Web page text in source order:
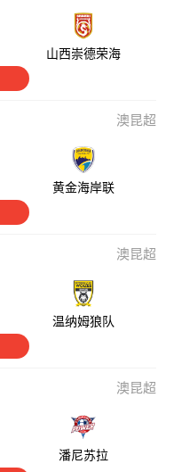
山西崇德荣海
澳昆超
黄金海岸联
澳昆超
温纳姆狼队
澳昆超
潘尼苏拉